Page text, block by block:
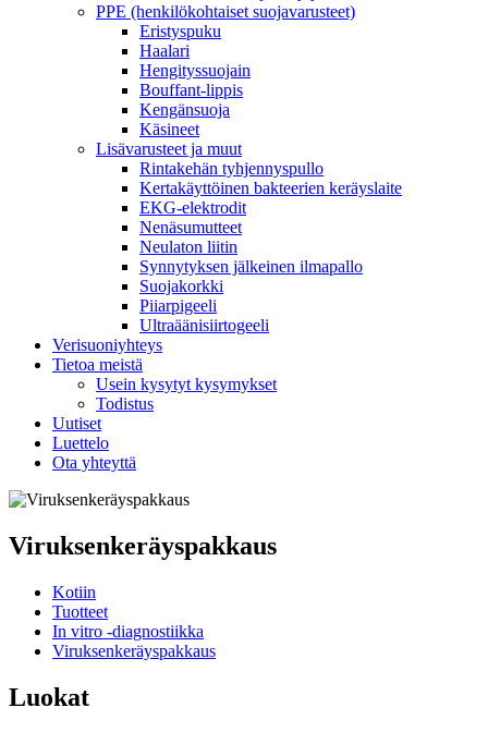
PPE (henkilökohtaiset suojavarusteet)
Eristyspuku
Haalari
Hengityssuojain
Bouffant-lippis
Kengänsuoja
Käsineet
Lisävarusteet ja muut
Rintakehän tyhjennyspullo
Kertakäyttöinen bakteerien keräyslaite
EKG-elektrodit
Nenäsumutteet
Neulaton liitin
Synnytyksen jälkeinen ilmapallo
Suojakorkki
Piiarpigeeli
Ultraäänisiirtogeeli
Verisuoniyhteys
Tietoa meistä
Usein kysytyt kysymykset
Todistus
Uutiset
Luettelo
Ota yhteyttä
Viruksenkeräyspakkaus
Kotiin
Tuotteet
In vitro -diagnostiikka
Viruksenkeräyspakkaus
Luokat